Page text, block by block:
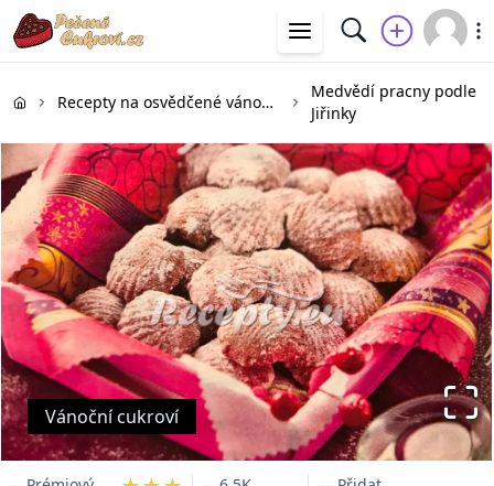
Recepty na osvědčené vánoční cukroví
Medvědí pracny podle
Jiřinky
Vánoční cukroví